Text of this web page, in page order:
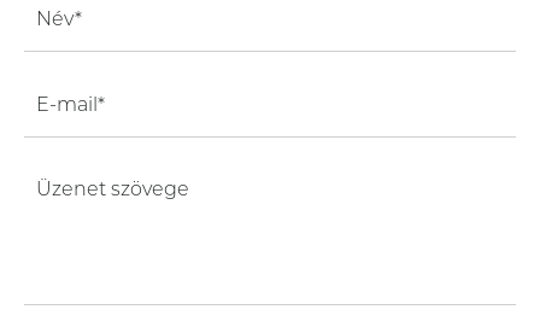
Név*
E-mail*
Üzenet szövege